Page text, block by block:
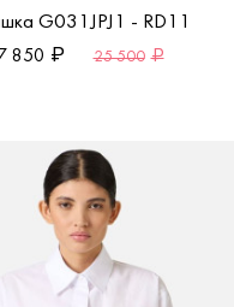
G031JPJ1 - RD11
850
25 500